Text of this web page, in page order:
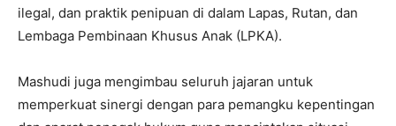
ilegal, dan praktik penipuan di dalam Lapas, Rutan, dan
Lembaga Pembinaan Khusus Anak (LPKA).
Mashudi juga mengimbau seluruh jajaran untuk
memperkuat sinergi dengan para pemangku kepentingan